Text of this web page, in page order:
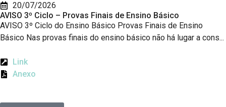
20/07/2026
AVISO 3º Ciclo – Provas Finais de Ensino Básico
AVISO 3º Ciclo do Ensino Básico Provas Finais de Ensino
Básico Nas provas finais do ensino básico não há lugar a cons...
Link
Anexo